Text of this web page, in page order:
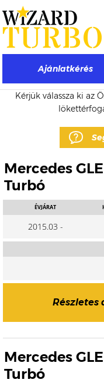
Ajánlatkérés
Mercedes
Kérjük válassza ki az
Mercedes
Turbó
ÉVJÁRAT
2015.03 -
Részletes
Mercedes
Turbó